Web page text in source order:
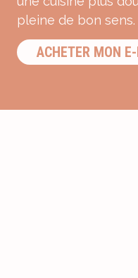
pleine de bon sens.
ACHETER MON